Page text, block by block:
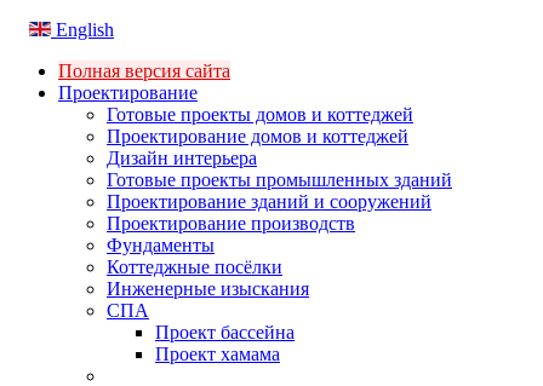
English
Полная версия сайта
Проектирование
Готовые проекты домов и коттеджей
Проектирование домов и коттеджей
Дизайн интерьера
Готовые проекты промышленных зданий
Проектирование зданий и сооружений
Проектирование производств
Фундаменты
Коттеджные посёлки
Инженерные изыскания
СПА
Проект бассейна
Проект хамама